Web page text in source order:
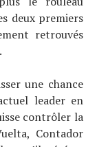
deux premiers
retrouvés
une chance
leader en
contrôler la
Contador